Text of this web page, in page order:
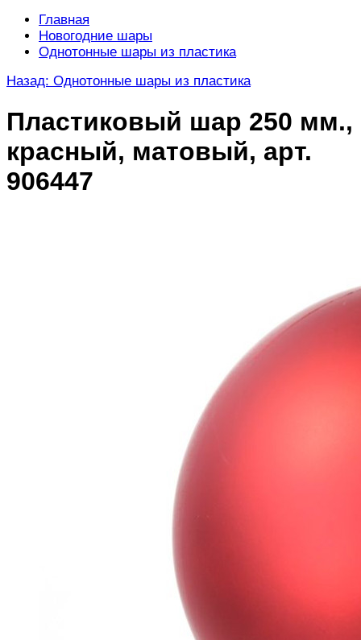
Главная
Новогодние шары
Однотонные шары из пластика
Назад: Однотонные шары из пластика
Пластиковый шар 250 мм.,
красный, матовый, арт.
906447